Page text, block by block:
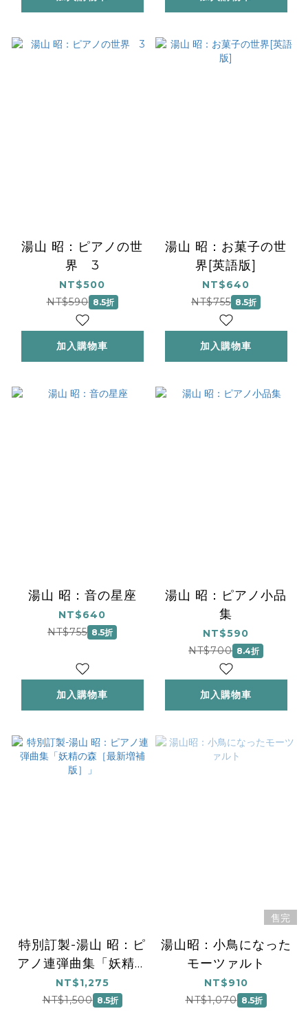
湯山 昭：ピアノの世
界 3
NT$500
NT$590 8.5折
加入購物車
湯山 昭：お菓子の世
界[英語版]
NT$640
NT$755 8.5折
加入購物車
湯山 昭：音の星座
NT$640
NT$755 8.5折
加入購物車
湯山 昭：ピアノ小品
集
NT$590
NT$700 8.4折
加入購物車
特別訂製-湯山 昭：ピ
アノ連弾曲集「妖精の
森［最新増補版］」
NT$1,275
NT$1,500 8.5折
售完
湯山昭：小鳥になった
モーツァルト
NT$910
NT$1,070 8.5折